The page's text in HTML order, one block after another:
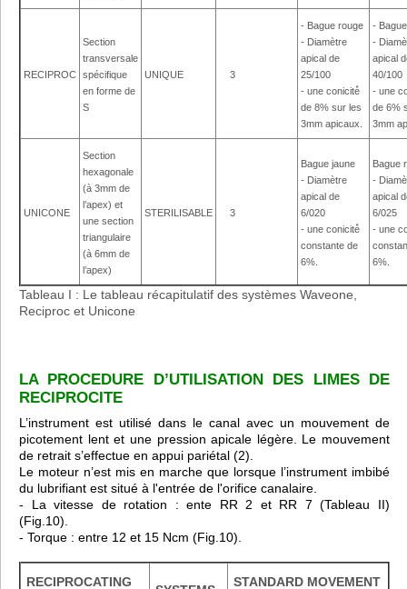
RECIPROC
Section
transversale
spécifique
en forme de
S
UNIQUE 3
- Bague rouge
- Diamètre
apical de
25/100
- une conicité́
de 8% sur les
3mm apicaux.
-
-
apical
40/100
- une
de 6%
3mm
UNICONE
Section
hexagonale
(à 3mm de
l’apex) et
une section
triangulaire
(à 6mm de
l’apex)
STERILISABLE 3
Bague jaune
- Diamètre
apical de
6/020
- une conicité́
constante de
6%.
Bague
-
apical
6/025
- une
6%.
Tableau I : Le tableau récapitulatif des systèmes Waveone,
Reciproc et Unicone
LA PROCEDURE D’UTILISATION DES LIMES DE
RECIPROCITE
L’instrument est utilisé dans le canal avec un mouvement de
picotement lent et une pression apicale légère. Le mouvement
de retrait s’effectue en appui pariétal (2).
Le moteur n’est mis en marche que lorsque l’instrument imbibé
du lubrifiant est situé à l'entrée de l'orifice canalaire.
- La vitesse de rotation : ente RR 2 et RR 7 (Tableau II)
(Fig.10).
- Torque : entre 12 et 15 Ncm (Fig.10).
RECIPROCATING
STANDARD MOVEMENT